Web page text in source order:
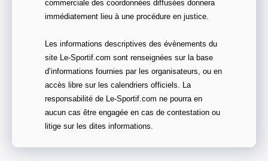
commerciale des coordonnées diffusées donnera
immédiatement lieu à une procédure en justice.
Les informations descriptives des évènements du
site Le-Sportif.com sont renseignées sur la base
d’informations fournies par les organisateurs, ou en
accès libre sur les calendriers officiels. La
responsabilité de Le-Sportif.com ne pourra en
aucun cas être engagée en cas de contestation ou
litige sur les dites informations.